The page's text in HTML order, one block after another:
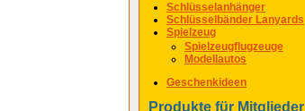
Schlüsselanhänger
Schlüsselbänder Lanyards
Spielzeug
Spielzeugflugzeuge
Modellautos
Geschenkideen
Produkte für Mitglieder